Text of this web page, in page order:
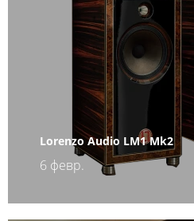
Lorenzo Audio LM1 Mk2
6 февр.